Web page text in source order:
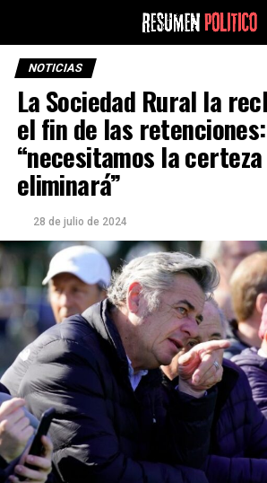
NOTICIAS
La Sociedad Rural la
el fin de las retenciones:
“necesitamos la
eliminará”
28 de julio de 2024